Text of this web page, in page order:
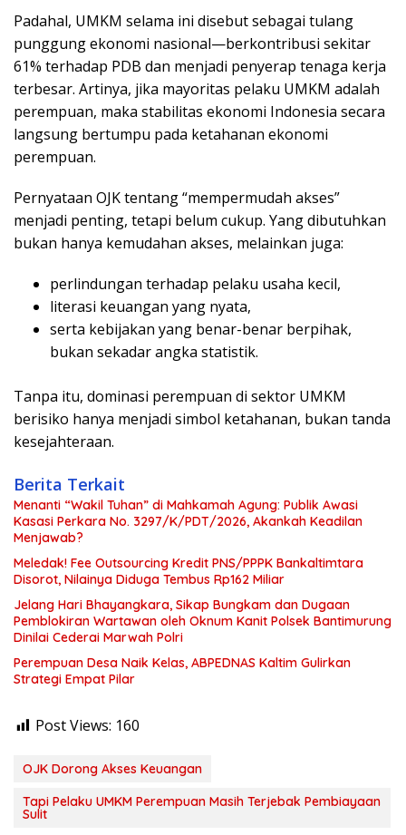
Padahal, UMKM selama ini disebut sebagai tulang
punggung ekonomi nasional—berkontribusi sekitar
61% terhadap PDB dan menjadi penyerap tenaga kerja
terbesar. Artinya, jika mayoritas pelaku UMKM adalah
perempuan, maka stabilitas ekonomi Indonesia secara
langsung bertumpu pada ketahanan ekonomi
perempuan.
Pernyataan OJK tentang “mempermudah akses”
menjadi penting, tetapi belum cukup. Yang dibutuhkan
bukan hanya kemudahan akses, melainkan juga:
perlindungan terhadap pelaku usaha kecil,
literasi keuangan yang nyata,
serta kebijakan yang benar-benar berpihak,
bukan sekadar angka statistik.
Tanpa itu, dominasi perempuan di sektor UMKM
berisiko hanya menjadi simbol ketahanan, bukan tanda
kesejahteraan.
Berita Terkait
Menanti “Wakil Tuhan” di Mahkamah Agung: Publik Awasi
Kasasi Perkara No. 3297/K/PDT/2026, Akankah Keadilan
Menjawab?
Meledak! Fee Outsourcing Kredit PNS/PPPK Bankaltimtara
Disorot, Nilainya Diduga Tembus Rp162 Miliar
Jelang Hari Bhayangkara, Sikap Bungkam dan Dugaan
Pemblokiran Wartawan oleh Oknum Kanit Polsek Bantimurung
Dinilai Cederai Marwah Polri
Perempuan Desa Naik Kelas, ABPEDNAS Kaltim Gulirkan
Strategi Empat Pilar
Post Views: 160
OJK Dorong Akses Keuangan
Tapi Pelaku UMKM Perempuan Masih Terjebak Pembiayaan
Sulit